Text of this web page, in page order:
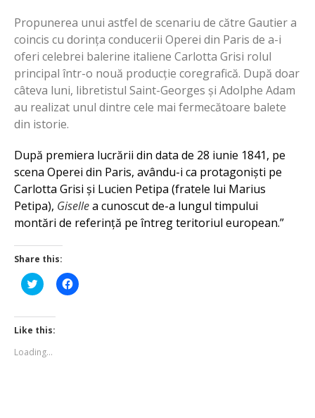
Propunerea unui astfel de scenariu de către Gautier a
coincis cu dorința conducerii Operei din Paris de a-i
oferi celebrei balerine italiene Carlotta Grisi rolul
principal într-o nouă producție coregrafică. După doar
câteva luni, libretistul Saint-Georges și Adolphe Adam
au realizat unul dintre cele mai fermecătoare balete
din istorie.
După premiera lucrării din data de 28 iunie 1841, pe
scena Operei din Paris, avându-i ca protagoniști pe
Carlotta Grisi și Lucien Petipa (fratele lui Marius
Petipa), Gisellea cunoscut de-a lungul timpului
montări de referință pe întreg teritoriul european.”
Share this:
Click
to
Twitter
(Opens
in
window)
Click
to
Like this:
Loading...